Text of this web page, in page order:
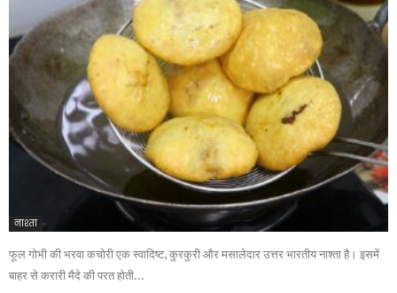
नाश्ता
फूल गोभी की भरवा कचोरी एक स्वादिष्ट, कुरकुरी और मसालेदार उत्तर भारतीय नाश्ता है। इसमें
बाहर से करारी मैदे की परत होती...